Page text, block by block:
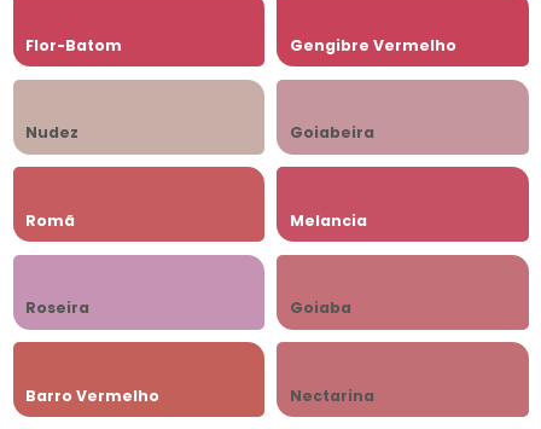
Flor-Batom Gengibre Vermelho
Nudez Goiabeira
Romã Melancia
Roseira Goiaba
Barro Vermelho Nectarina